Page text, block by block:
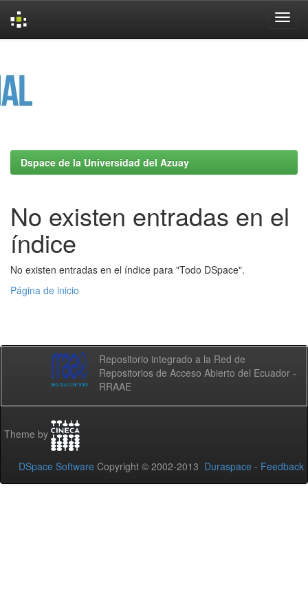
Dspace de la Universidad del Azuay
No existen entradas en el
índice
No existen entradas en el índice para "Todo DSpace".
Página de inicio
Repositorio integrado a la Red de
Repositorios de Acceso Abierto del Ecuador -
RRAAE
Theme by
DSpace Software Copyright © 2002-2013 Duraspace - Feedback